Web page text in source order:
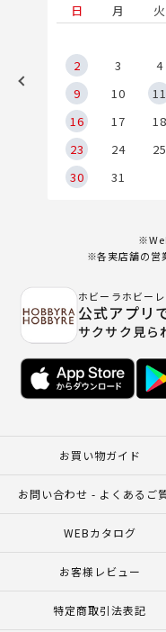
日
月 火
2
3 4
9
10 11
16
17 18
23
24 25
30
31
※各実店舗の営
ホビーラホビーレ
公式アプリ
サクサク見ら
お買い物ガイド
お問い合わせ - よくあるご
WEBカタログ
お客様レビュー
特定商取引法表記